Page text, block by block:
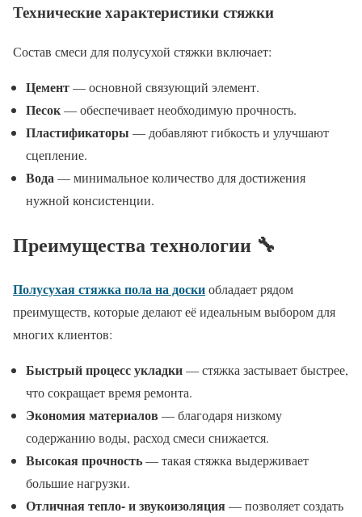
Технические характеристики стяжки
Состав смеси для полусухой стяжки включает:
Цемент— основной связующий элемент.
Песок— обеспечивает необходимую прочность.
Пластификаторы — добавляют гибкость и улучшают
сцепление.
Вода— минимальное количество для достижения
нужной консистенции.
Преимущества технологии 🔧
Полусухая стяжка пола на доскиобладает рядом
преимуществ, которые делают её идеальным выбором для
многих клиентов:
Быстрый процесс укладки— стяжка застывает быстрее,
что сокращает время ремонта.
Экономия материалов — благодаря низкому
содержанию воды, расход смеси снижается.
Высокая прочность— такая стяжка выдерживает
большие нагрузки.
Отличная тепло- и звукоизоляция— позволяет создать